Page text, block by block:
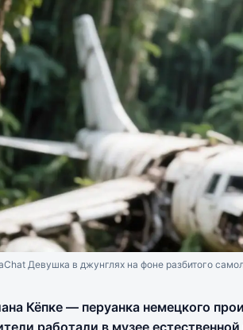
Девушка в джунглях на фоне разбитого
Кёпке — перуанка немецкого